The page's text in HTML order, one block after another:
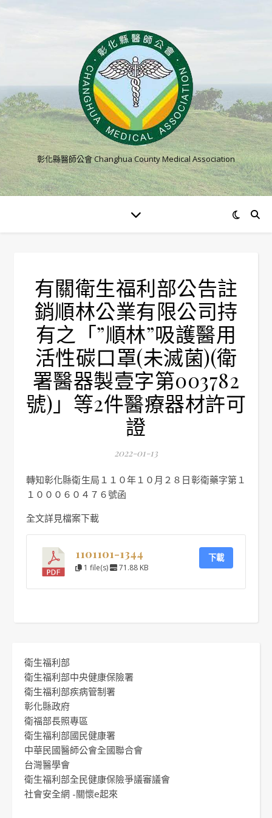
彰化縣醫師公會 Changhua County Medical Association
有關衛生福利部公告註
銷順林公業有限公司持
有之「”順林”吸護醫用
活性碳口罩(未滅菌)(衛
署醫器製壹字第003782
號)」等2件醫療器材許可
證
2022-01-13
轉知彰化縣衛生局１１０年１０月２８日彰衛藥字第１
１０００６０４７６號函
全文詳見檔案下載
1101101-1344
1 file(s) 71.88 KB
下載
衛生福利部
衛生福利部中央健康保險署
衛生福利部疾病管制署
彰化縣政府
衛福部長照專區
衛生福利部國民健康署
中華民國醫師公會全國聯合會
台灣醫學會
衛生福利部全民健康保險爭議審議會
社會安全網 -關懷e起來